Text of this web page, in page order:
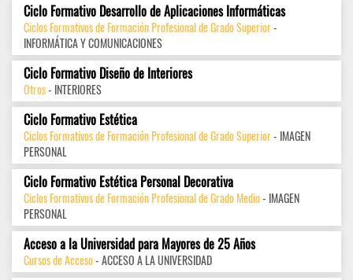
Ciclo Formativo Desarrollo de Aplicaciones Informáticas
Ciclos Formativos de Formación Profesional de Grado Superior-
INFORMÁTICA Y COMUNICACIONES
Ciclo Formativo Diseño de Interiores
Otros- INTERIORES
Ciclo Formativo Estética
Ciclos Formativos de Formación Profesional de Grado Superior- IMAGEN
PERSONAL
Ciclo Formativo Estética Personal Decorativa
Ciclos Formativos de Formación Profesional de Grado Medio- IMAGEN
PERSONAL
Acceso a la Universidad para Mayores de 25 Años
Cursos de Acceso- ACCESO A LA UNIVERSIDAD